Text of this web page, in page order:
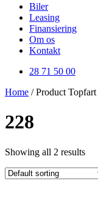
Biler
Leasing
Finansiering
Om os
Kontakt
28 71 50 00
Home / Product
228
Showing all 2 results